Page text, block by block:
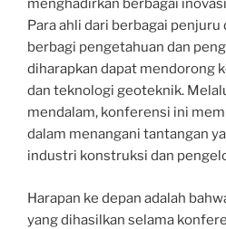
menghadirkan berbagai
Para ahli dari berbagai
berbagi pengetahuan dan
diharapkan dapat mendorong
dan teknologi geoteknik.
mendalam, konferensi ini
dalam menangani tantangan
industri konstruksi dan
Harapan ke depan adalah
yang dihasilkan selama